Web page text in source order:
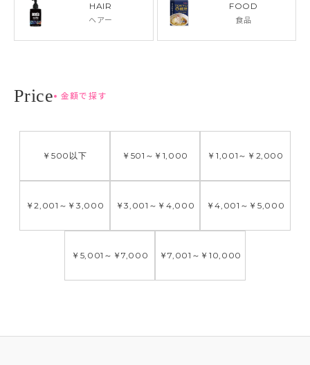
HAIR
ヘアー
FOOD
食品
金額で探す
￥500 以下 ￥501 ～ ￥1,000 ￥1,001 ～ ￥2,000
￥2,001 ～ ￥3,000 ￥3,001 ～ ￥4,000 ￥4,001 ～ ￥5,000
￥5,001 ～ ￥7,000 ￥7,001 ～ ￥10,000